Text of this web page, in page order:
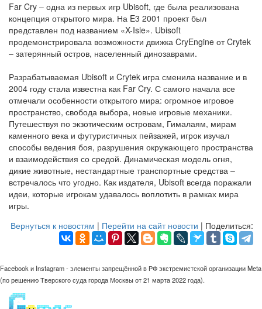
Far Cry – одна из первых игр Ubisoft, где была реализована
концепция открытого мира. На E3 2001 проект был
представлен под названием «X-Isle». Ubisoft
продемонстрировала возможности движка CryEngine от Crytek
– затерянный остров, населенный динозаврами.
Разрабатываемая Ubisoft и Crytek игра сменила название и в
2004 году стала известна как Far Cry. С самого начала все
отмечали особенности открытого мира: огромное игровое
пространство, свобода выбора, новые игровые механики.
Путешествуя по экзотическим островам, Гималаям, мирам
каменного века и футуристичных пейзажей, игрок изучал
способы ведения боя, разрушения окружающего пространства
и взаимодействия со средой. Динамическая модель огня,
дикие животные, нестандартные транспортные средства –
встречалось что угодно. Как издателя, Ubisoft всегда поражали
идеи, которые игрокам удавалось воплотить в рамках мира
игры.
Вернуться к новостям | Перейти на сайт новости | Поделиться:
Facebook и Instagram - элементы запрещённой в РФ экстремистской организации Meta
(по решению Тверского суда города Москвы от 21 марта 2022 года).